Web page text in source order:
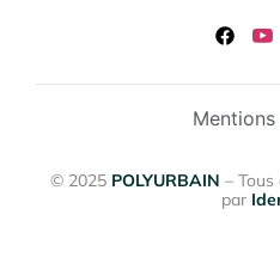
© 2025 POLYURBAIN –
par